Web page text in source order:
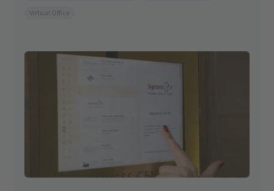
Virtual Office